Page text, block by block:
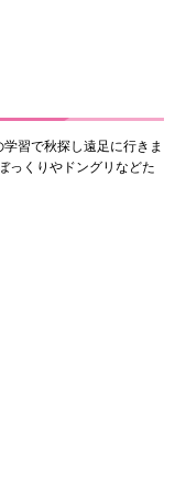
習で秋探し遠足に行きま
っくりやドングリなどた